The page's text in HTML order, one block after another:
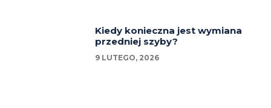
Kiedy konieczna jest wymiana
przedniej szyby?
9 LUTEGO, 2026